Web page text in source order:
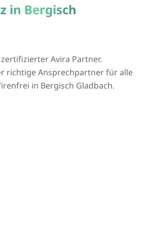
in Bergisch
Avira Partner.
richtige Ansprechpartner für alle
in Bergisch Gladbach.